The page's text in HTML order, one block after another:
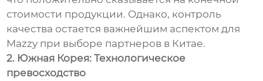
стоимости продукции. Однако, контроль
качества остается важнейшим аспектом для
Mazzy при выборе партнеров в Китае.
2. Южная Корея: Технологическое
превосходство